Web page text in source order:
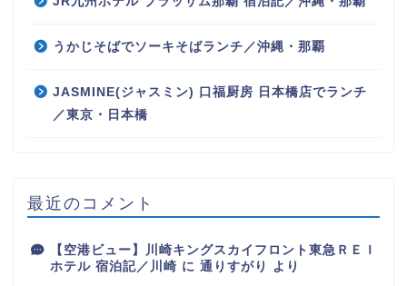
うかじそばでソーキそばランチ／沖縄・那覇
JASMINE(ジャスミン) 口福厨房 日本橋店でランチ
／東京・日本橋
最近のコメント
【空港ビュー】川崎キングスカイフロント東急ＲＥＩ
ホテル 宿泊記／川崎 に 通りすがり より